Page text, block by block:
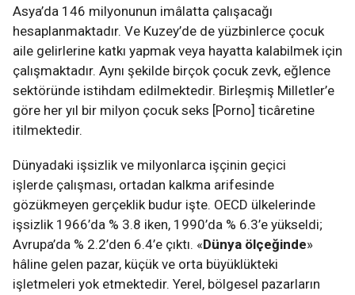
Asya’da 146 milyonunun imâlatta çalışacağı
hesaplanmaktadır. Ve Kuzey’de de yüzbinlerce çocuk
aile gelirlerine katkı yapmak veya hayatta kalabilmek için
çalışmaktadır. Aynı şekilde birçok çocuk zevk, eğlence
sektöründe istihdam edilmektedir. Birleşmiş Milletler’e
göre her yıl bir milyon çocuk seks [Porno] ticâretine
itilmektedir.
Dünyadaki işsizlik ve milyonlarca işçinin geçici
işlerde çalışması, ortadan kalkma arifesinde
gözükmeyen gerçeklik budur işte. OECD ülkelerinde
işsizlik 1966’da % 3.8 iken, 1990’da % 6.3’e yükseldi;
Avrupa’da % 2.2’den 6.4’e çıktı. «Dünya ölçeğinde»
hâline gelen pazar, küçük ve orta büyüklükteki
işletmeleri yok etmektedir. Yerel, bölgesel pazarların